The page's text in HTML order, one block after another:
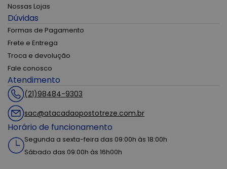
Nossas Lojas
Dúvidas
Formas de Pagamento
Frete e Entrega
Troca e devolução
Fale conosco
Atendimento
(21)98484-9303
sac@atacadaopostotreze.com.br
Horário de funcionamento
Segunda a sexta-feira das 09:00h às 18:00h
Sábado das 09:00h às 16h00h